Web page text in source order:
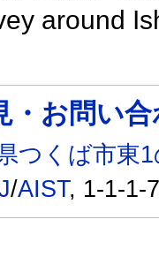
around
・お問い
つくば市東
/AIST, 1-1-1-